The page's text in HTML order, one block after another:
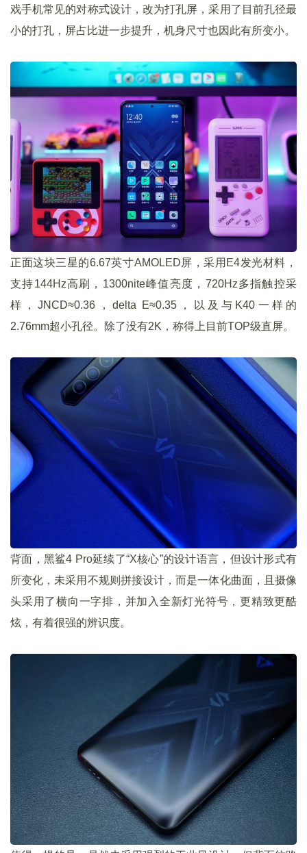
戏手机常见的对称式设计，改为打孔屏，采用了目前孔径最
小的打孔，屏占比进一步提升，机身尺寸也因此有所变小。
正面这块三星的6.67英寸AMOLED屏，采用E4发光材料，
支持144Hz高刷，1300nite峰值亮度，720Hz多指触控采
样，JNCD≈0.36，delta E≈0.35，以及与K40一样的
2.76mm超小孔径。除了没有2K，称得上目前TOP级直屏。
背面，黑鲨4 Pro延续了“X核心”的设计语言，但设计形式有
所变化，未采用不规则拼接设计，而是一体化曲面，且摄像
头采用了横向一字排，并加入全新灯光符号，更精致更酷
炫，有着很强的辨识度。